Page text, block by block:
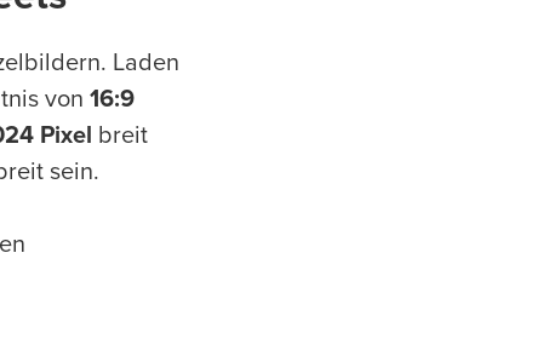
Laden
von 16:9
Pixel
breit
sein.